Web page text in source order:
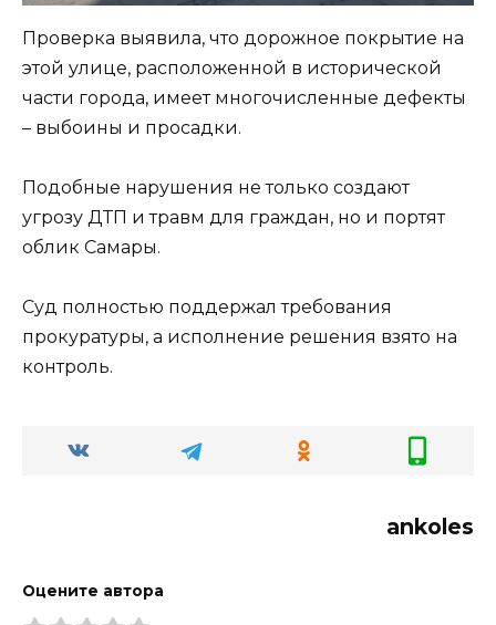
Проверка выявила, что дорожное покрытие на
этой улице, расположенной в исторической
части города, имеет многочисленные дефекты
– выбоины и просадки.
Подобные нарушения не только создают
угрозу ДТП и травм для граждан, но и портят
облик Самары.
Суд полностью поддержал требования
прокуратуры, а исполнение решения взято на
контроль.
ankoles
Оцените автора